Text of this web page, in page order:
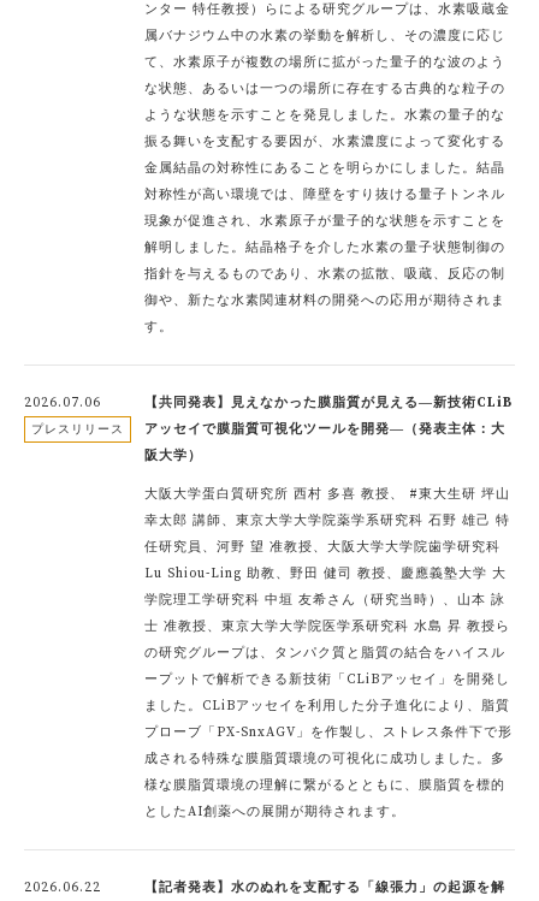
ンター 特任教授）らによる研究グループは、水素吸蔵金
属バナジウム中の水素の挙動を解析し、その濃度に応じ
て、水素原子が複数の場所に拡がった量子的な波のよう
な状態、あるいは一つの場所に存在する古典的な粒子の
ような状態を示すことを発見しました。水素の量子的な
振る舞いを支配する要因が、水素濃度によって変化する
金属結晶の対称性にあることを明らかにしました。結晶
対称性が高い環境では、障壁をすり抜ける量子トンネル
現象が促進され、水素原子が量子的な状態を示すことを
解明しました。結晶格子を介した水素の量子状態制御の
指針を与えるものであり、水素の拡散、吸蔵、反応の制
御や、新たな水素関連材料の開発への応用が期待されま
す。
2026.07.06
プレスリリース
【共同発表】見えなかった膜脂質が見える―新技術CLiB
アッセイで膜脂質可視化ツールを開発―（発表主体：大
阪大学）
大阪大学蛋白質研究所 西村 多喜 教授、 #東大生研 坪山
幸太郎 講師、東京大学大学院薬学系研究科 石野 雄己 特
任研究員、河野 望 准教授、大阪大学大学院歯学研究科
Lu Shiou-Ling 助教、野田 健司 教授、慶應義塾大学 大
学院理工学研究科 中垣 友希さん（研究当時）、山本 詠
士 准教授、東京大学大学院医学系研究科 水島 昇 教授ら
の研究グループは、タンパク質と脂質の結合をハイスル
ープットで解析できる新技術「CLiBアッセイ」を開発し
ました。CLiBアッセイを利用した分子進化により、脂質
プローブ「PX-SnxAGV」を作製し、ストレス条件下で形
成される特殊な膜脂質環境の可視化に成功しました。多
様な膜脂質環境の理解に繋がるとともに、膜脂質を標的
としたAI創薬への展開が期待されます。
2026.06.22 【記者発表】水のぬれを支配する「線張力」の起源を解